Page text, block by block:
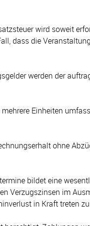
wird soweit
dass die
werden der
Einheiten
ohne
bildet eine
Verzugszinsen im
in Kraft treten